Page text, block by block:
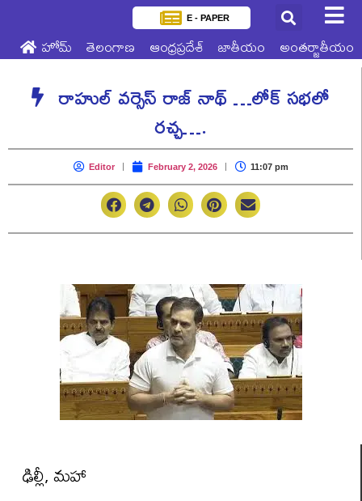
E - PAPER
హోమ్ తెలంగాణ ఆంధ్రప్రదేశ్ జాతీయం అంతర్జాతీయం
రాహుల్ వర్సెస్ రాజ్ నాథ్ …లోక్ సభలో
రచ్చ….
Editor February 2, 2026 11:07 pm
ఢిల్లీ, మహా